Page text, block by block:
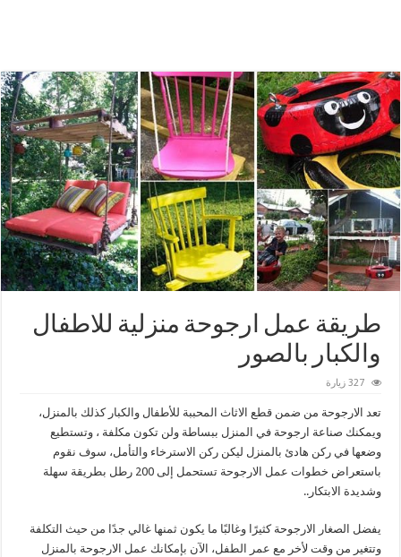
طريقة عمل ارجوحة منزلية للاطفال
والكبار بالصور
327 زيارة
تعد الارجوحة من ضمن قطع الاثاث المحببة للأطفال والكبار كذلك بالمنزل،
ويمكنك صناعة ارجوحة في المنزل ببساطة ولن تكون مكلفة ، وتستطيع
وضعها في ركن هادئ بالمنزل ليكن ركن الاسترخاء والتأمل، سوف نقوم
باستعراض خطوات عمل الارجوحة تستحمل إلى 200 رطل بطريقة سهلة
وشديدة الابتكار..
يفضل الصغار الارجوحة كثيرًا وغالبًا ما يكون ثمنها غالي جدًا من حيث التكلفة
وتتغير من وقت لأخر مع عمر الطفل، الآن بإمكانك عمل الارجوحة بالمنزل